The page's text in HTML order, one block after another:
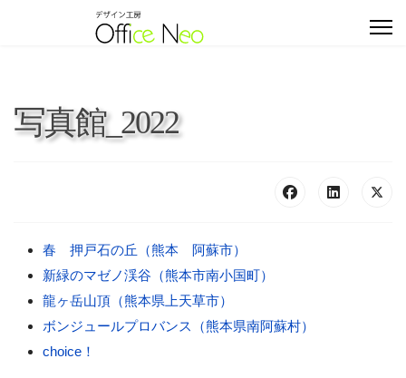
写真館_2022
春 押戸石の丘（熊本 阿蘇市）
新緑のマゼノ渓谷（熊本市南小国町）
龍ヶ岳山頂（熊本県上天草市）
ボンジュールプロバンス（熊本県南阿蘇村）
choice！